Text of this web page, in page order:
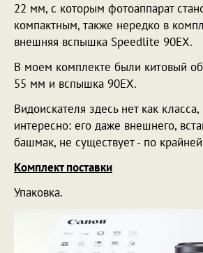
22 мм, с которым фотоаппарат
компактным, также нередко в
внешняя вспышка Speedlite 90EX.
В моем комплекте были китовый
55 мм и вспышка 90EX.
Видоискателя здесь нет как
интересно: его даже внешнего,
башмак, не существует - по
Комплект поставки
Упаковка.